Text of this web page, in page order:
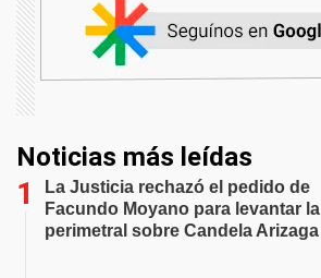
Noticias más leídas
La Justicia rechazó el pedido de
Facundo Moyano para levantar la
perimetral sobre Candela Arizaga